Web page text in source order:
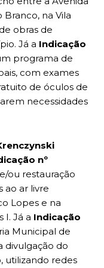
Branco, na Vila
obras de
Já a Indicação
programa de
com exames
de óculos de
necessidades
nº
ou restauração
ao ar livre
Lopes e na
I. Já a Indicação
Municipal de
divulgação do
utilizando redes